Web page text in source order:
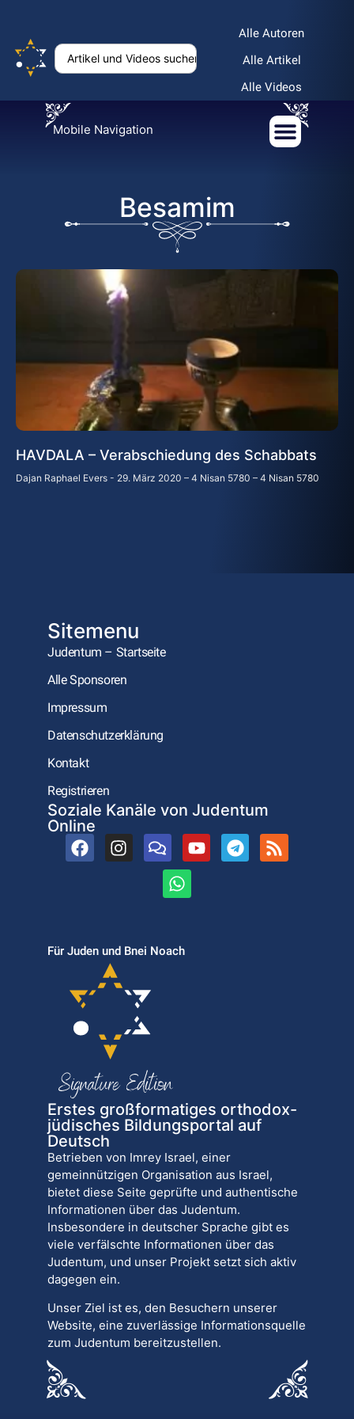
Alle Autoren
Alle Artikel
Alle Videos
Mobile Navigation
Besamim
HAVDALA – Verabschiedung des Schabbats
Dajan Raphael Evers 29. März 2020 – 4 Nisan 5780 – 4 Nisan 5780
Sitemenu
Judentum – Startseite
Alle Sponsoren
Impressum
Datenschutzerklärung
Kontakt
Registrieren
Soziale Kanäle von Judentum
Online
Für Juden und Bnei Noach
Erstes großformatiges orthodox-
jüdisches Bildungsportal auf
Deutsch
Betrieben von Imrey Israel, einer
gemeinnützigen Organisation aus Israel,
bietet diese Seite geprüfte und authentische
Informationen über das Judentum.
Insbesondere in deutscher Sprache gibt es
viele verfälschte Informationen über das
Judentum, und unser Projekt setzt sich aktiv
dagegen ein.
Unser Ziel ist es, den Besuchern unserer
Website, eine zuverlässige Informationsquelle
zum Judentum bereitzustellen.